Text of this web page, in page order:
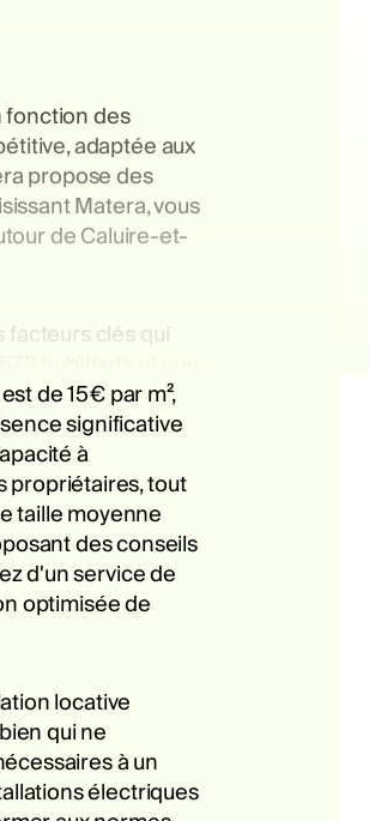
fonction des
adaptée aux
propose des
Matera, vous
de Caluire-et-
clés qui
habitants et une
de 15€ par m²,
significative
à
propriétaires, tout
taille moyenne
des conseils
d'un service de
optimisée de
locative
qui ne
à un
électriques